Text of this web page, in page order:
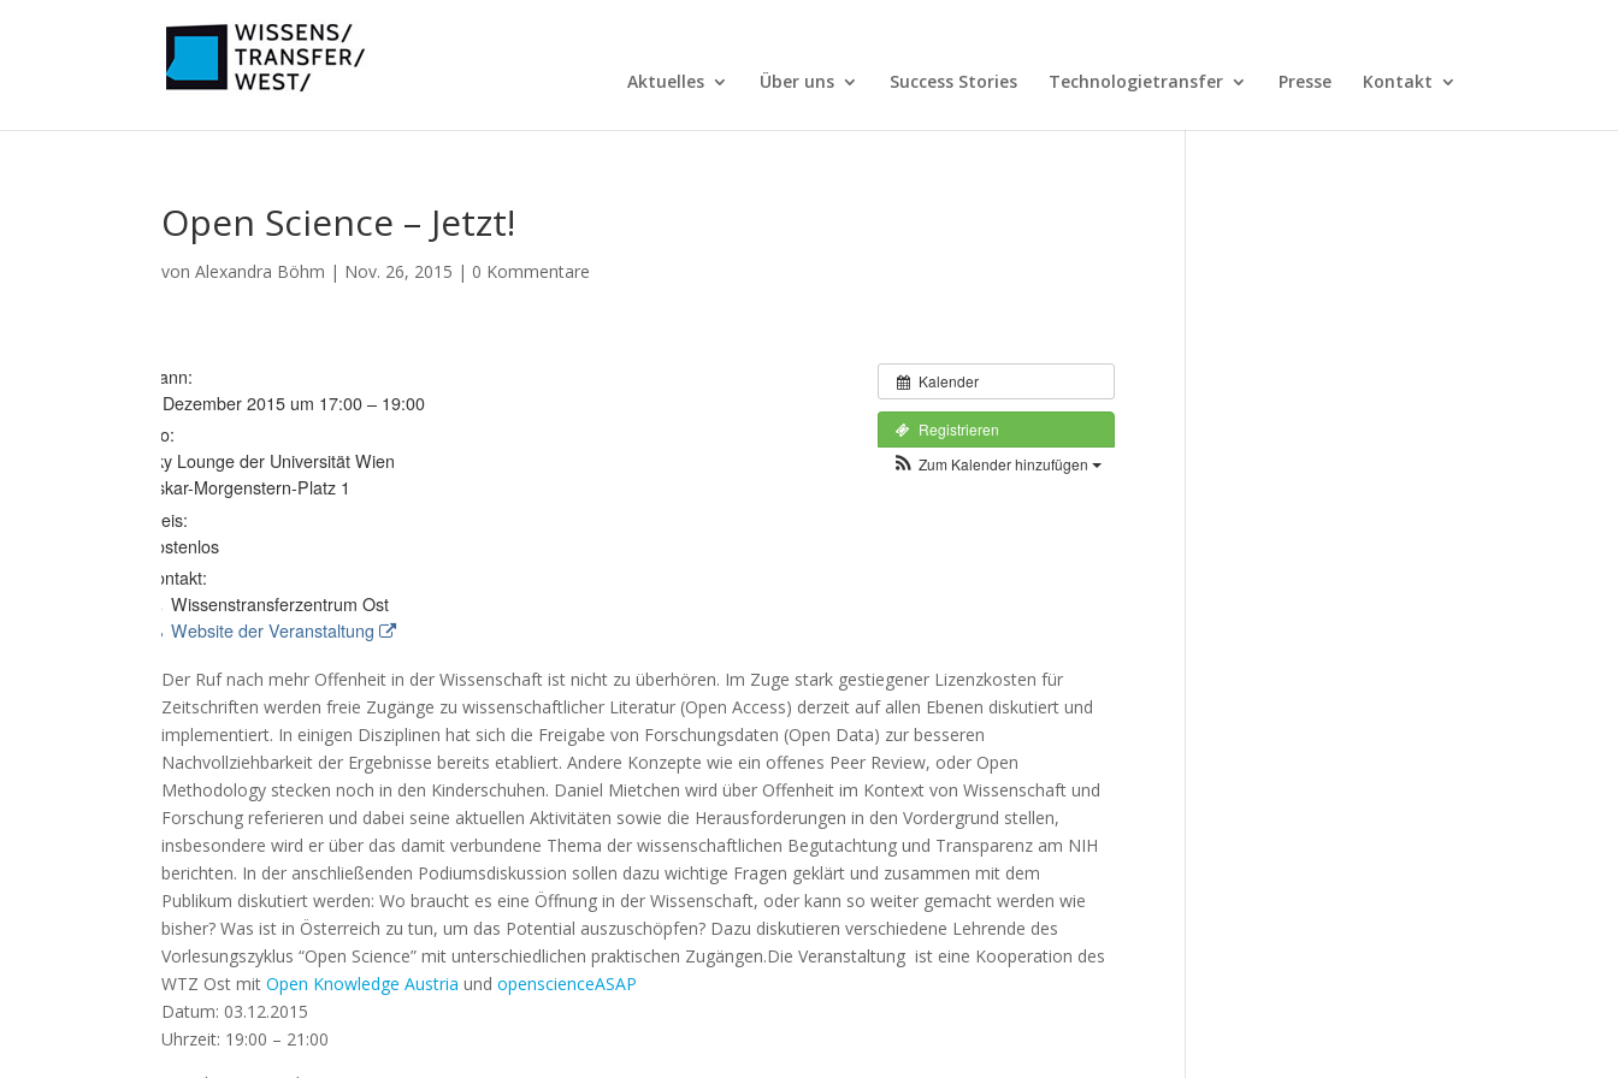
Aktuelles Über uns Success Stories Technologietransfer Presse Kontakt
Open Science – Jetzt!
vonAlexandra Böhm | Nov. 26, 2015 | 0 Kommentare
Kalender
Registrieren
Zum Kalender hinzufügen
Wann:
3. Dezember 2015 um 17:00 – 19:00
Wo:
Sky Lounge der Universität Wien
Oskar-Morgenstern-Platz 1
Preis:
Kostenlos
Kontakt:
Wissenstransferzentrum Ost
Website der Veranstaltung
Der Ruf nach mehr Offenheit in der Wissenschaft ist nicht zu überhören. Im Zuge stark gestiegener Lizenzkosten für
Zeitschriften werden freie Zugänge zu wissenschaftlicher Literatur (Open Access) derzeit auf allen Ebenen diskutiert und
implementiert. In einigen Disziplinen hat sich die Freigabe von Forschungsdaten (Open Data) zur besseren
Nachvollziehbarkeit der Ergebnisse bereits etabliert. Andere Konzepte wie ein offenes Peer Review, oder Open
Methodology stecken noch in den Kinderschuhen. Daniel Mietchen wird über Offenheit im Kontext von Wissenschaft und
Forschung referieren und dabei seine aktuellen Aktivitäten sowie die Herausforderungen in den Vordergrund stellen,
insbesondere wird er über das damit verbundene Thema der wissenschaftlichen Begutachtung und Transparenz am NIH
berichten. In der anschließenden Podiumsdiskussion sollen dazu wichtige Fragen geklärt und zusammen mit dem
Publikum diskutiert werden: Wo braucht es eine Öffnung in der Wissenschaft, oder kann so weiter gemacht werden wie
bisher? Was ist in Österreich zu tun, um das Potential auszuschöpfen? Dazu diskutieren verschiedene Lehrende des
Vorlesungszyklus “Open Science” mit unterschiedlichen praktischen Zugängen.Die Veranstaltung ist eine Kooperation des
WTZ Ost mitOpen Knowledge Austria undopenscienceASAP
Datum: 03.12.2015
Uhrzeit: 19:00 – 21:00